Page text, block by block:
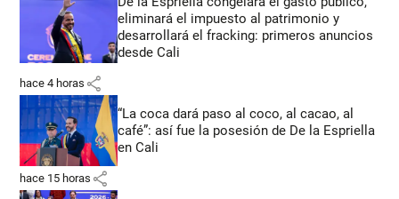
eliminará el impuesto al patrimonio y
desarrollará el fracking: primeros anuncios
desde Cali
hace 4 horas share
“La coca dará paso al coco, al cacao, al
café”: así fue la posesión de De la Espriella
en Cali
hace 15 horas share